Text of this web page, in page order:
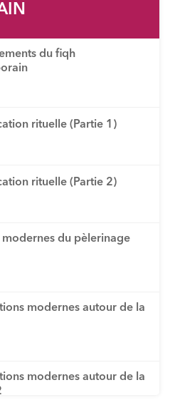
du fiqh
rituelle (Partie 1)
rituelle (Partie 2)
modernes du pèlerinage
modernes autour de la
modernes autour de la